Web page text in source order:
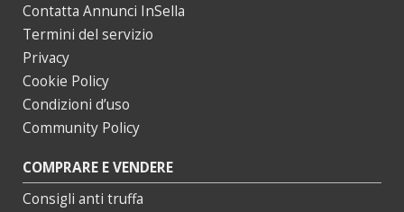
Contatta Annunci InSella
Termini del servizio
Privacy
Cookie Policy
Condizioni d’uso
Community Policy
COMPRARE E VENDERE
Consigli anti truffa